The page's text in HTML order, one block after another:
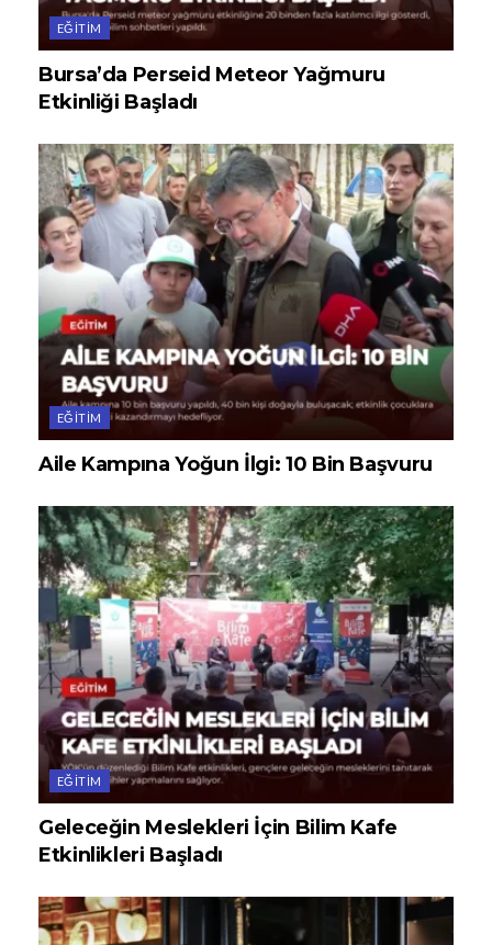
EĞITIM
Bursa’da Perseid Meteor Yağmuru
Etkinliği Başladı
EĞITIM
Aile Kampına Yoğun İlgi: 10 Bin Başvuru
EĞITIM
Geleceğin Meslekleri İçin Bilim Kafe
Etkinlikleri Başladı